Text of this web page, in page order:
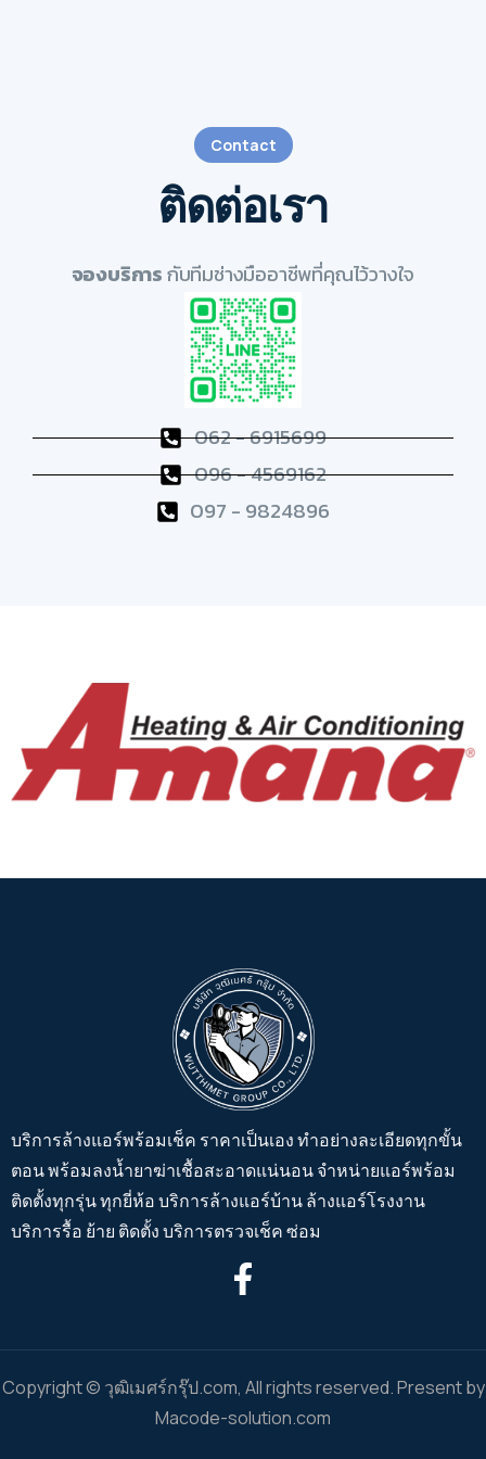
Contact
ติดต่อเรา
จองบริการกับทีมช่างมืออาชีพที่คุณไว้วางใจ
062 - 6915699
096 - 4569162
097 - 9824896
บริการล้างแอร์พร้อมเช็ค ราคาเป็นเอง ทำอย่างละเอียดทุกขั้น
ตอน พร้อมลงน้ำยาฆ่าเชื้อสะอาดแน่นอน จำหน่ายแอร์พร้อม
ติดตั้งทุกรุ่น ทุกยี่ห้อ บริการล้างแอร์บ้าน ล้างแอร์โรงงาน
บริการรื้อ ย้าย ติดตั้ง บริการตรวจเช็ค ซ่อม
Copyright © วุฒิเมศร์กรุ๊ป.com, All rights reserved. Present by
Macode-solution.com